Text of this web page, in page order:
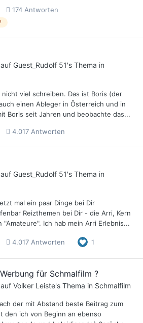
174 Antworten
Guest_Rudolf 51's Thema in
viel schreiben. Das ist Boris (der
einen Ableger in Österreich und in
Boris seit Jahren und beobachte das...
4.017 Antworten
Guest_Rudolf 51's Thema in
mal ein paar Dinge bei Dir
Reizthemen bei Dir - die Arri, Kern
Ich hab mein Arri Erlebnis...
4.017 Antworten 1
für Schmalfilm ?
Volker Leiste's Thema in Schmalfilm
der mit Abstand beste Beitrag zum
den ich von Beginn an ebenso